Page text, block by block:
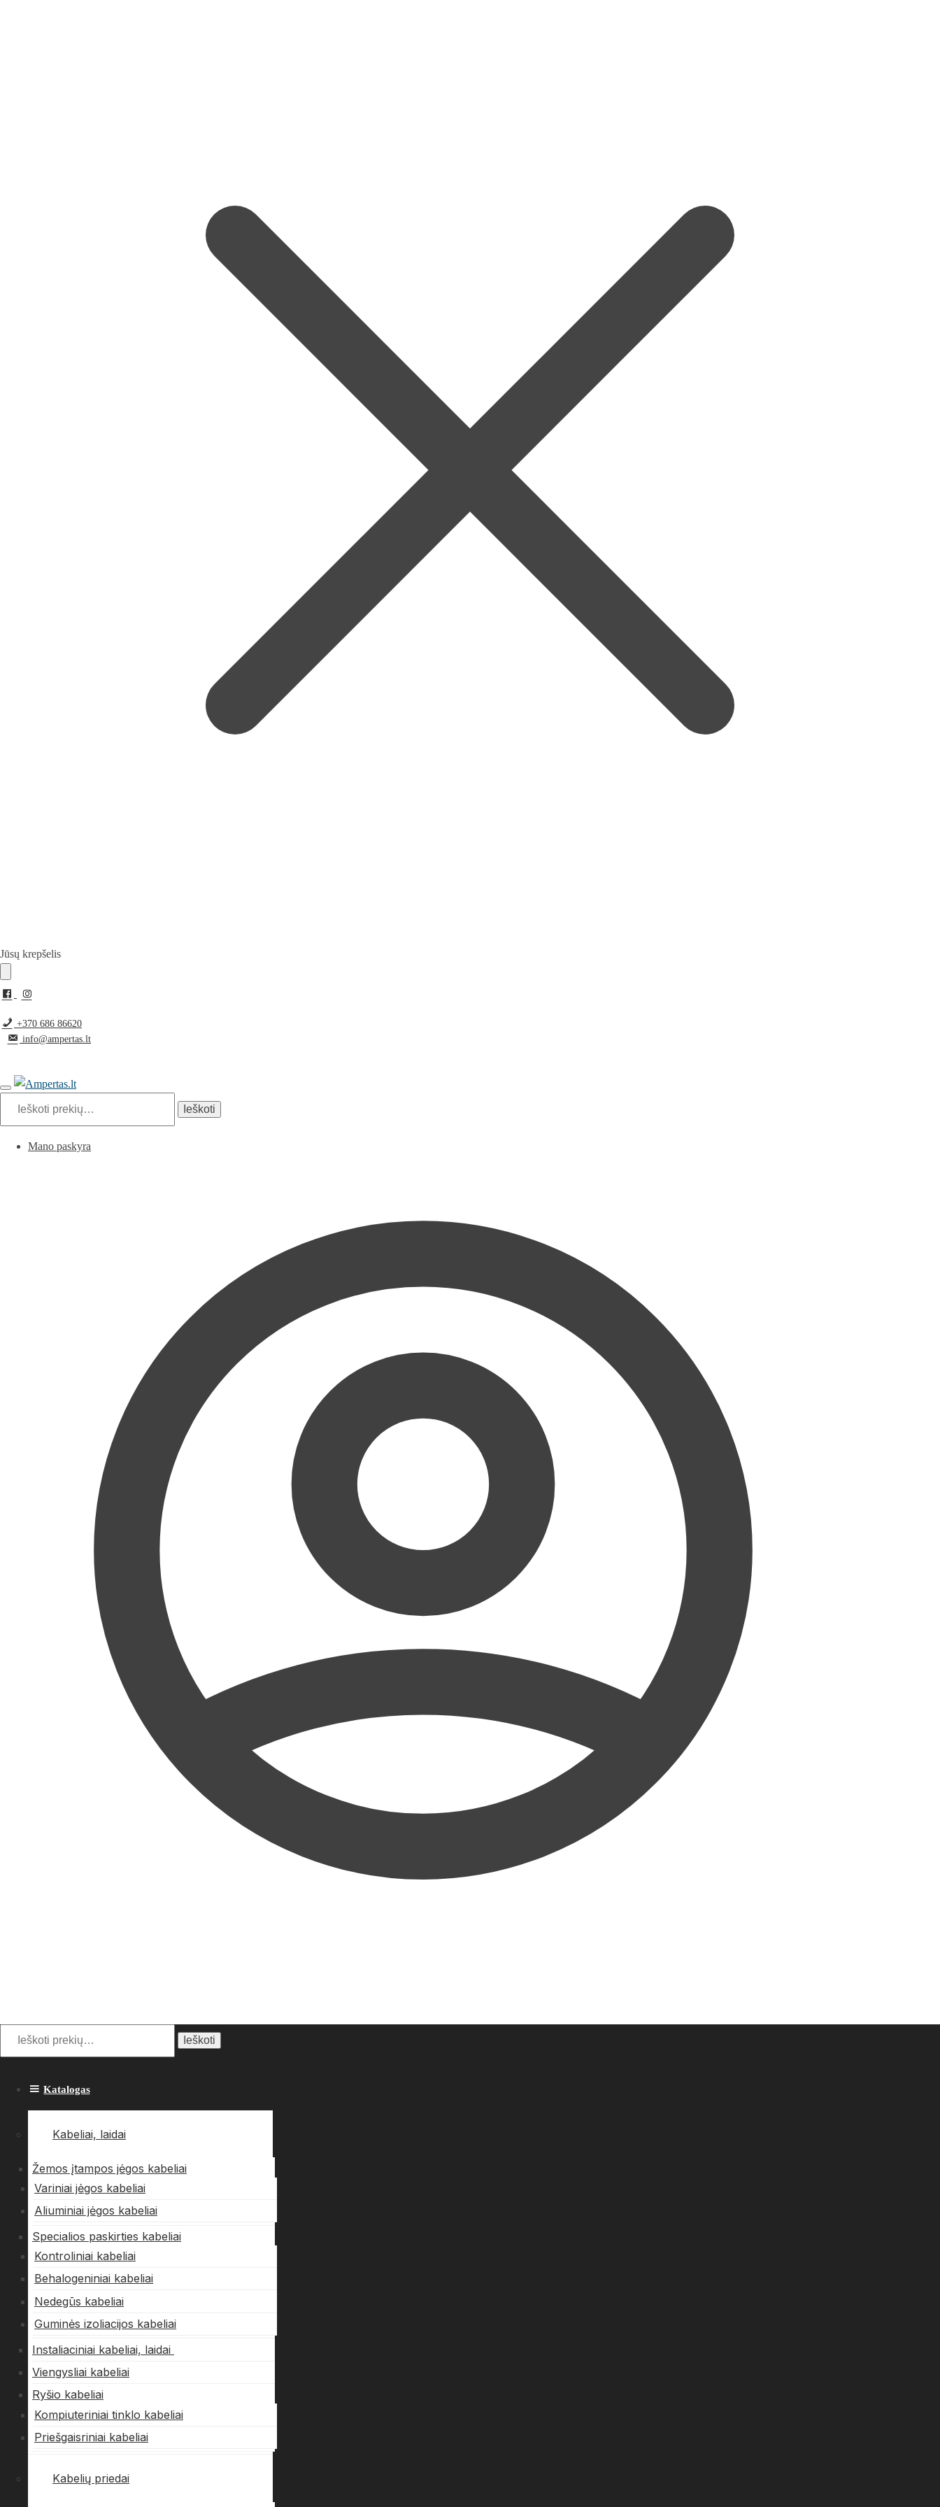
Pereiti
navigacijos
Pereiti
turinio
Jūsų krepšelis
+370 686 86620
info@ampertas.lt
Ieškoti
Mano paskyra
Ieškoti:
Ieškoti
Katalogas
Kabeliai, laidai
Žemos įtampos jėgos kabeliai
Variniai jėgos kabeliai
Aliuminiai jėgos kabeliai
Specialios paskirties kabeliai
Kontroliniai kabeliai
Behalogeniniai kabeliai
Nedegūs kabeliai
Guminės izoliacijos kabeliai
Instaliaciniai kabeliai, laidai
Viengysliai kabeliai
Ryšio kabeliai
Kompiuteriniai tinklo kabeliai
Priešgaisriniai kabeliai
Kabelių priedai